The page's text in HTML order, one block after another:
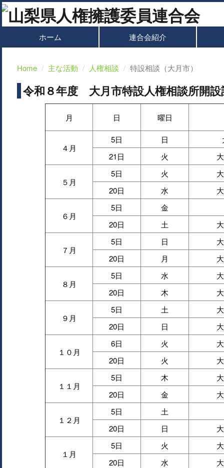
ホーム 連合会紹介
Home 主な活動 人権相談 特設相談（大月市）
令和８年度 大月市特設人権相談所開設
月 日 曜日
４月
5日 日
21日
火
５月
5日 火
20日
水
６月
5日
金
20日
土
７月
5日 日
20日
月
８月
5日 水
20日
木
９月
5日 土
20日
日
１０月
6日 火
20日
火
１１月
5日 木
20日
金
１２月
5日
土
20日
日
１月
5日 火
20日
水